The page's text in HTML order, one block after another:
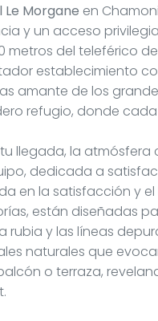
Le Morgane en
y un acceso
metros del teleférico
establecimiento
amante de los
refugio, donde
llegada, la
dedicada a
en la satisfacción y el
están diseñadas
rubia y las líneas
naturales que
o terraza,